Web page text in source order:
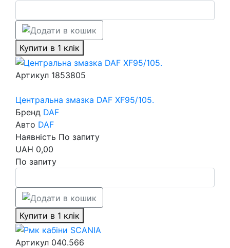
Купити в 1 клік
Артикул 1853805
Центральна змазка DAF XF95/105.
Бренд DAF
Авто DAF
Наявність По запиту
UAH 0,00
По запиту
Купити в 1 клік
Артикул 040.566